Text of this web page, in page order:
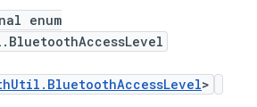
enum
>